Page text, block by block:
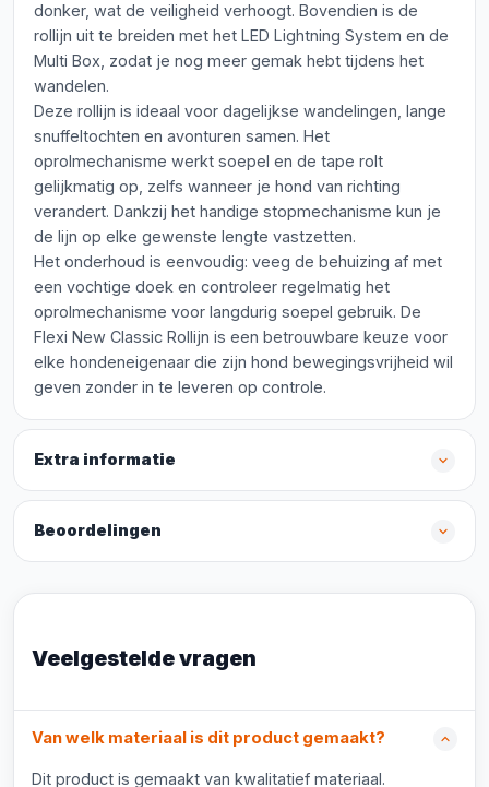
donker, wat de veiligheid verhoogt. Bovendien is de
rollijn uit te breiden met het LED Lightning System en de
Multi Box, zodat je nog meer gemak hebt tijdens het
wandelen.
Deze rollijn is ideaal voor dagelijkse wandelingen, lange
snuffeltochten en avonturen samen. Het
oprolmechanisme werkt soepel en de tape rolt
gelijkmatig op, zelfs wanneer je hond van richting
verandert. Dankzij het handige stopmechanisme kun je
de lijn op elke gewenste lengte vastzetten.
Het onderhoud is eenvoudig: veeg de behuizing af met
een vochtige doek en controleer regelmatig het
oprolmechanisme voor langdurig soepel gebruik. De
Flexi New Classic Rollijn is een betrouwbare keuze voor
elke hondeneigenaar die zijn hond bewegingsvrijheid wil
geven zonder in te leveren op controle.
Extra informatie
Beoordelingen
Veelgestelde vragen
Van welk materiaal is dit product gemaakt?
Dit product is gemaakt van kwalitatief materiaal.